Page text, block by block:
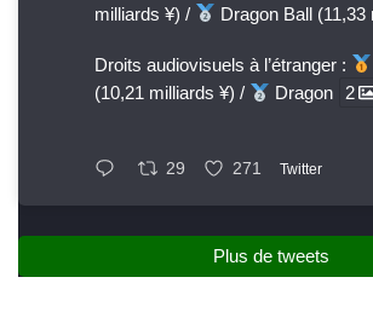
milliards ¥) /
Dragon Ball (11,33
Droits audiovisuels à l’étranger :
(10,21 milliards ¥) /
Dragon 2
29 271 Twitter
Plus de tweets